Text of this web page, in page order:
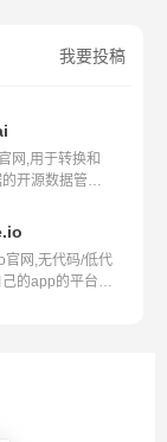
我要投稿
兴工具
网,用于转换和
开源数据管道
官网,无代码/低代
的app的平台网